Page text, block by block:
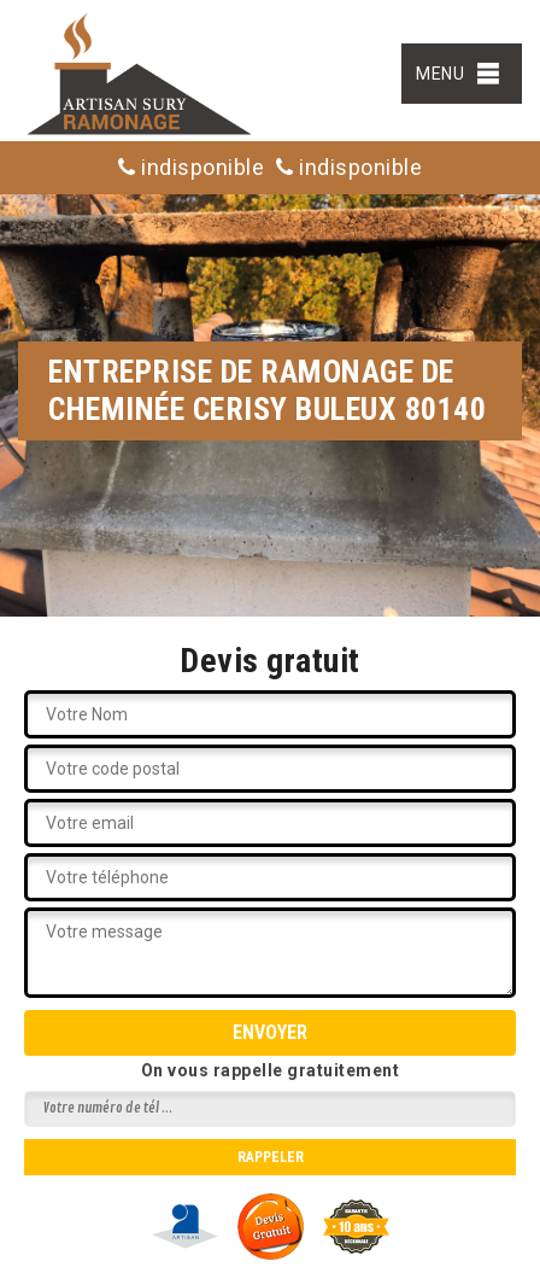
MENU
indisponible indisponible
ENTREPRISE DE RAMONAGE DE
CHEMINÉE CERISY BULEUX 80140
Devis gratuit
On vous rappelle gratuitement